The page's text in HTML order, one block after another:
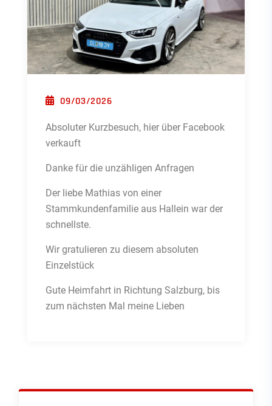
POSTED ON
09/03/2026
Absoluter Kurzbesuch, hier über Facebook
verkauft
Danke für die unzähligen Anfragen
Der liebe Mathias von einer
Stammkundenfamilie aus Hallein war der
schnellste.
Wir gratulieren zu diesem absoluten
Einzelstück
Gute Heimfahrt in Richtung Salzburg, bis
zum nächsten Mal meine Lieben